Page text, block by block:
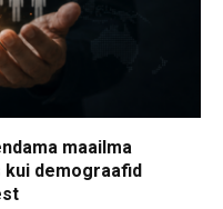
maailma
kui demograafid